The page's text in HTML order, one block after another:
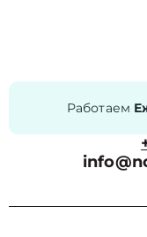
Работаем